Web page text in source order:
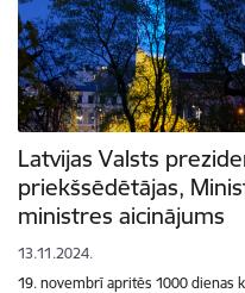
Latvijas Valsts
priekšsēdētājas,
ministres aicinājums
13.11.2024.
19. novembrī apritēs 1000 dienas